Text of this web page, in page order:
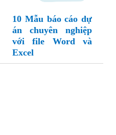
10 Mẫu báo cáo dự
án chuyên nghiệp
với file Word và
Excel